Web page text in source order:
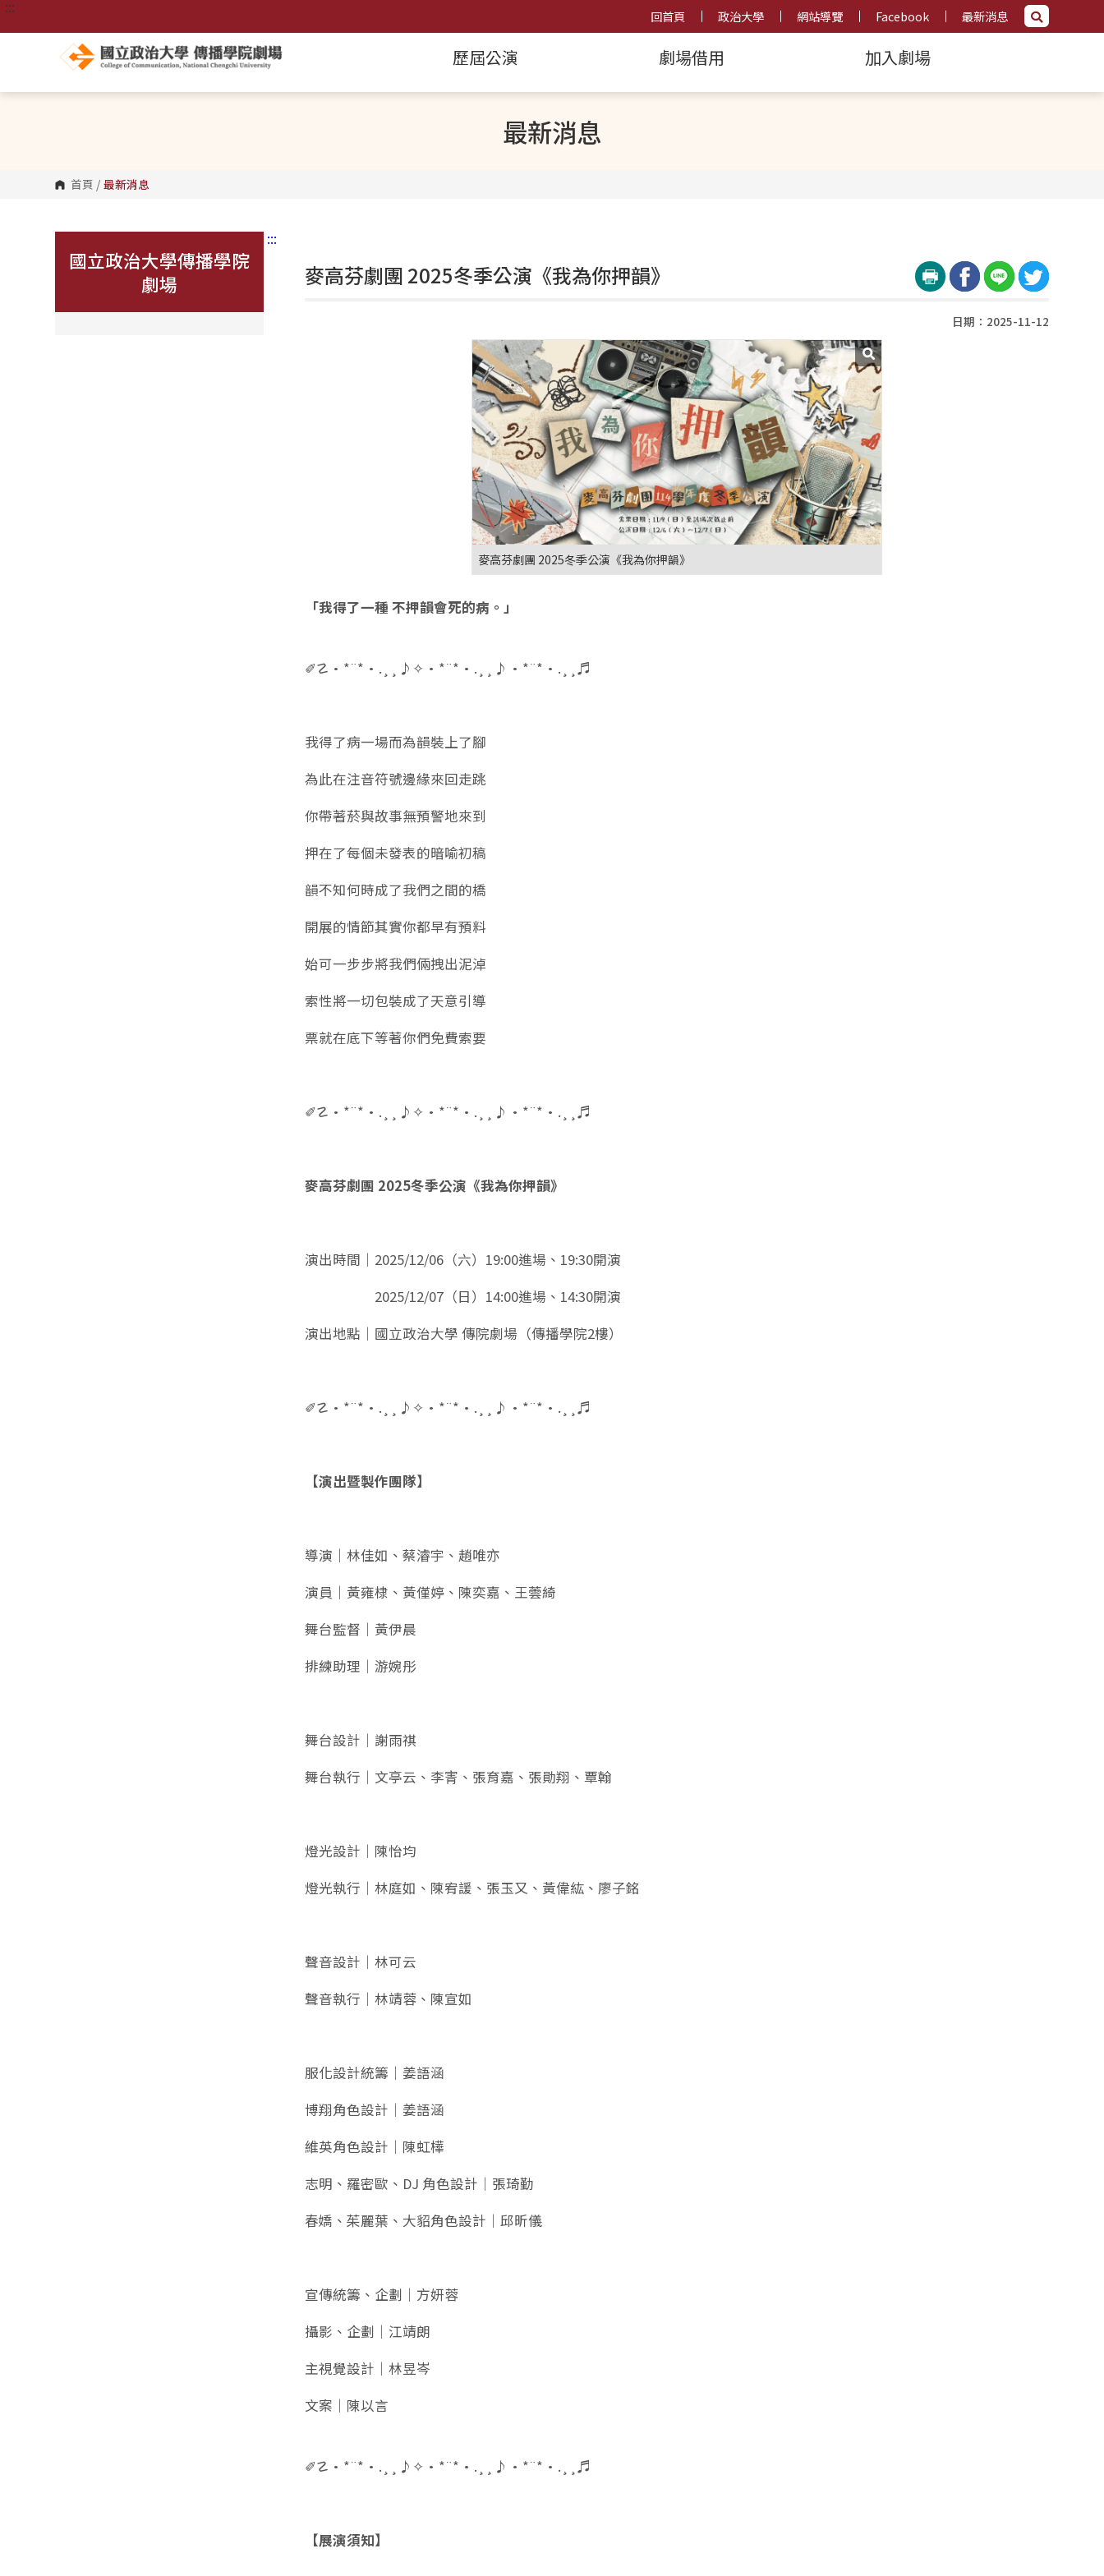
跳
主
區
::: 回首頁 政治大學 網站導覽 Facebook 最新消息
歷屆公演 劇場借用 加入劇場
最新消息
首頁 / 最新消息
國立政治大學傳播學院
劇場
:::
麥高芬劇團 2025冬季公演《我為你押韻》
日期：2025-11-12
麥高芬劇團 2025冬季公演《我為你押韻》
「我得了一種 不押韻會死的病。」
✐☡•*¨*•.¸¸♪✧•*¨*•.¸¸♪•*¨*•.¸¸♬
我得了病一場而為韻裝上了腳
為此在注音符號邊緣來回走跳
你帶著菸與故事無預警地來到
押在了每個未發表的暗喻初稿
韻不知何時成了我們之間的橋
開展的情節其實你都早有預料
始可一步步將我們倆拽出泥淖
索性將一切包裝成了天意引導
票就在底下等著你們免費索要
✐☡•*¨*•.¸¸♪✧•*¨*•.¸¸♪•*¨*•.¸¸♬
麥高芬劇團 2025冬季公演《我為你押韻》
演出時間｜2025/12/06（六）19:00進場、19:30開演
2025/12/07（日）14:00進場、14:30開演
演出地點｜國立政治大學 傳院劇場（傳播學院2樓）
✐☡•*¨*•.¸¸♪✧•*¨*•.¸¸♪•*¨*•.¸¸♬
【演出暨製作團隊】
導演｜林佳如、蔡濬宇、趙唯亦
演員｜黃雍棣、黃僅婷、陳奕嘉、王蕓綺
舞台監督｜黃伊晨
排練助理｜游婉彤
舞台設計｜謝雨祺
舞台執行｜文亭云、李寈、張育嘉、張勛翔、覃翰
燈光設計｜陳怡均
燈光執行｜林庭如、陳宥諼、張玉又、黃偉紘、廖子銘
聲音設計｜林可云
聲音執行｜林靖蓉、陳宣如
服化設計統籌｜姜語涵
博翔角色設計｜姜語涵
維英角色設計｜陳虹樺
志明、羅密歐、DJ 角色設計｜張琦勤
春嬌、茱麗葉、大貂角色設計｜邱昕儀
宣傳統籌、企劃｜方妍蓉
攝影、企劃｜江靖朗
主視覺設計｜林昱岑
文案｜陳以言
✐☡•*¨*•.¸¸♪✧•*¨*•.¸¸♪•*¨*•.¸¸♬
【展演須知】